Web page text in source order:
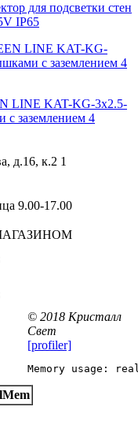
для подсветки стен
IP65
LINE KAT-KG-3x2.5-
с заземлением 4
д.16, к.2 1
9.00-17.00
© 2018 Кристалл
Свет
[profiler]
Memory usage: